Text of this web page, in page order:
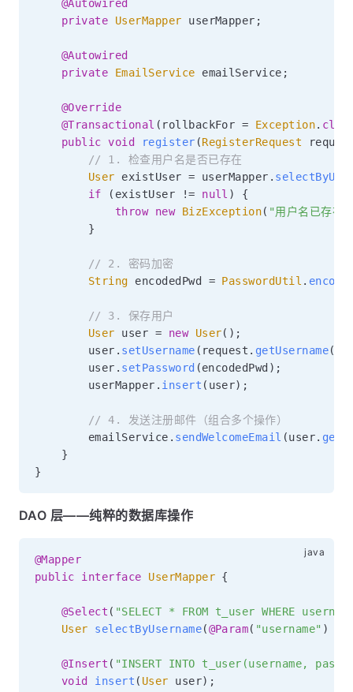
@Autowired
private
UserMapper userMapper ;
@Autowired
private
EmailService emailService ;
@Override
@Transactional ( rollbackFor = Exception.
public void register (RegisterRequest
// 1. 检查用户名是否已存在
User existUser = userMapper .
if
( existUser != null )
{
throw
new BizException( "用户名已存在"
}
// 2. 密码加密
String encodedPwd = PasswordUtil . encode
// 3. 保存用户
User user = new User( ) ;
        user
. setUsername ( request . getUsername(
        user
. setPassword (encodedPwd ) ;
        userMapper
. insert ( user) ;
// 4. 发送注册邮件（组合多个操作）
        emailService
. sendWelcomeEmail (user.
}
}
DAO 层——纯粹的数据库操作
@Mapper
public
interface UserMapper {
@Select ( "SELECT * FROM t_user WHERE
User
selectByUsername(@Param( "username" )
@Insert ( "INSERT INTO t_user(username,
void
insert ( User user) ;